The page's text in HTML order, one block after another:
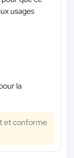
usages
la
et conforme